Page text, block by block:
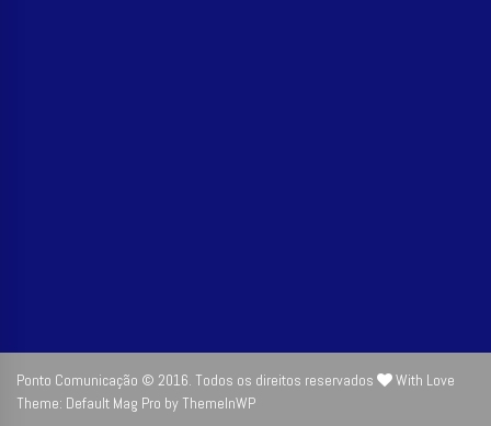
Ponto Comunicação © 2016. Todos os direitos reservados
With Love
Theme: Default Mag Pro by ThemeInWP